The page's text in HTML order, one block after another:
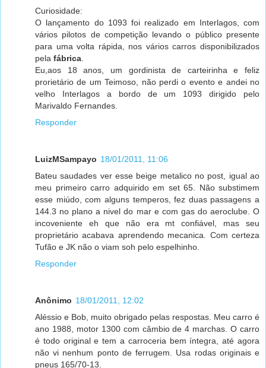
Curiosidade:
O lançamento do 1093 foi realizado em Interlagos, com
vários pilotos de competição levando o público presente
para uma volta rápida, nos vários carros disponibilizados
pela fábrica.
Eu,aos 18 anos, um gordinista de carteirinha e feliz
prorietário de um Teimoso, não perdi o evento e andei no
velho Interlagos a bordo de um 1093 dirigido pelo
Marivaldo Fernandes.
Responder
LuizMSampayo 18/01/2011, 11:06
Bateu saudades ver esse beige metalico no post, igual ao
meu primeiro carro adquirido em set 65. Não substimem
esse miúdo, com alguns temperos, fez duas passagens a
144.3 no plano a nivel do mar e com gas do aeroclube. O
incoveniente eh que não era mt confiável, mas seu
proprietário acabava aprendendo mecanica. Com certeza
Tufão e JK não o viam soh pelo espelhinho.
Responder
Anônimo 18/01/2011, 12:02
Aléssio e Bob, muito obrigado pelas respostas. Meu carro é
ano 1988, motor 1300 com câmbio de 4 marchas. O carro
é todo original e tem a carroceria bem íntegra, até agora
não vi nenhum ponto de ferrugem. Usa rodas originais e
pneus 165/70-13.